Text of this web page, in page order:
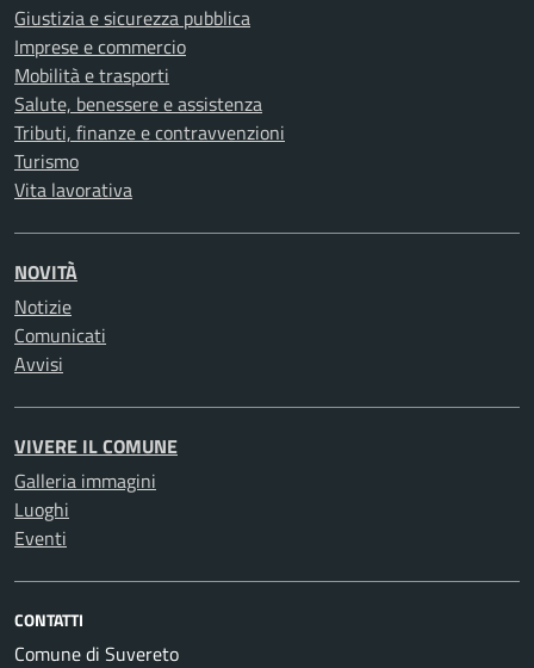
Giustizia e sicurezza pubblica
Imprese e commercio
Mobilità e trasporti
Salute, benessere e assistenza
Tributi, finanze e contravvenzioni
Turismo
Vita lavorativa
NOVITÀ
Notizie
Comunicati
Avvisi
VIVERE IL COMUNE
Galleria immagini
Luoghi
Eventi
CONTATTI
Comune di Suvereto